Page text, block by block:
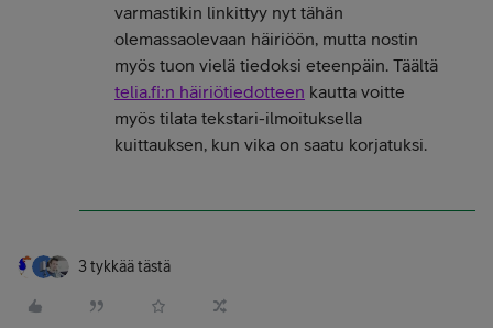
varmastikin linkittyy nyt tähän
olemassaolevaan häiriöön, mutta nostin
myös tuon vielä tiedoksi eteenpäin. Täältä
telia.fi:n häiriötiedotteen kautta voitte
myös tilata tekstari-ilmoituksella
kuittauksen, kun vika on saatu korjatuksi.
3 tykkää tästä